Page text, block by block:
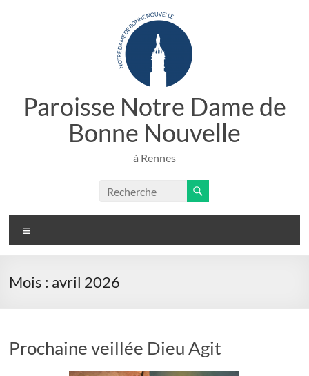
Paroisse Notre Dame de
Bonne Nouvelle
à Rennes
Mois : avril 2026
Prochaine veillée Dieu Agit